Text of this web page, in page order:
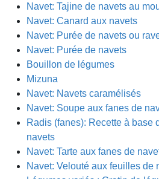
Navet: Tajine de navets au
Navet: Canard aux navets
Navet: Purée de navets ou
Navet: Purée de navets
Bouillon de légumes
Mizuna
Navet: Navets caramélisés
Navet: Soupe aux fanes de
Radis (fanes): Recette à base
navets
Navet: Tarte aux fanes de
Navet: Velouté aux feuilles de